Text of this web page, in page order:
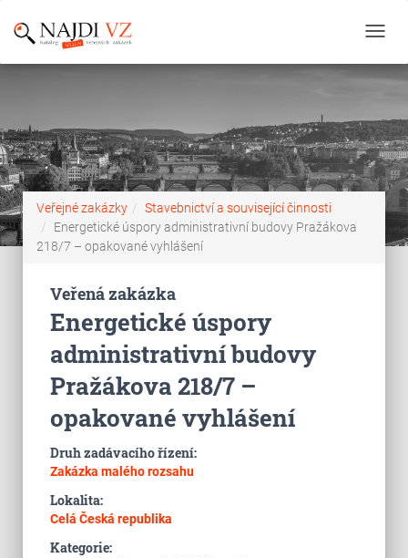
Veřejné zakázky
Stavebnictví a související činnosti
Energetické úspory administrativní budovy Pražákova
218/7 – opakované vyhlášení
Veřená zakázka
Energetické úspory
administrativní budovy
Pražákova 218/7 –
opakované vyhlášení
Druh zadávacího řízení:
Zakázka malého rozsahu
Lokalita:
Celá Česká republika
Kategorie: